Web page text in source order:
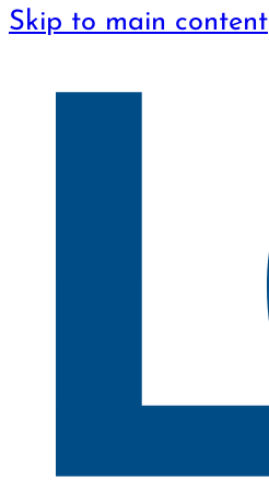
Skip to main content